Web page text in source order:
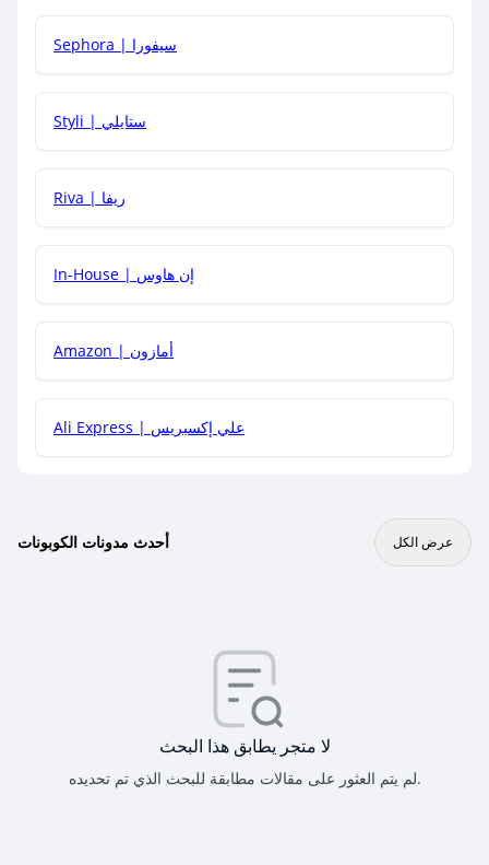
هل يمكنني جمع كود خصم مع العروض الأخرى؟
Sephora | سيفورا
Styli | ستايلي
Riva | ريفا
In-House | إن هاوس
Amazon | أمازون
Ali Express | علي إكسبريس
أحدث مدونات الكوبونات عرض الكل
لا متجر يطابق هذا البحث
لم يتم العثور على مقالات مطابقة للبحث الذي تم تحديده.